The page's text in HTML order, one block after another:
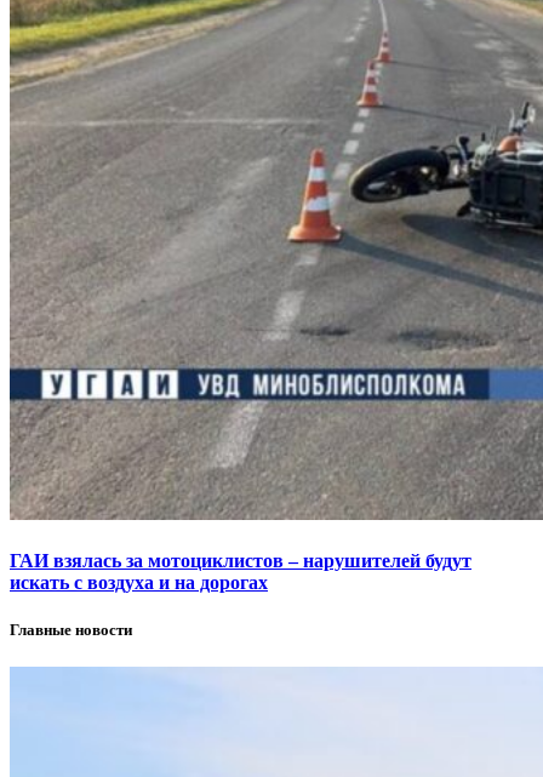
ГАИ взялась за мотоциклистов – нарушителей будут
искать с воздуха и на дорогах
Главные новости